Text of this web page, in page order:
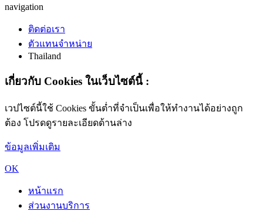
navigation
ติดต่อเรา
ตัวแทนจำหน่าย
Thailand
เกี่ยวกับ Cookies ในเว็บไซต์นี้ :
เวปไซต์นี้ใช้ Cookies ขั้นต่ำที่จำเป็นเพื่อให้ทำงานได้อย่างถูก
ต้อง โปรดดูรายละเอียดด้านล่าง
ข้อมูลเพิ่มเติม
OK
หน้าแรก
ส่วนงานบริการ